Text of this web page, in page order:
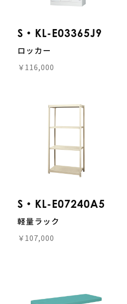
S・KL-E03365J9
ロッカー
￥116,000
S・KL-E07240A5
軽量ラック
￥107,000